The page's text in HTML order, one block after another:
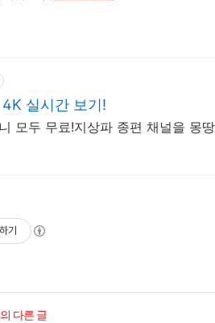
실시간 보기!
모두 무료!지상파 종편 채널을 몽
기
다른 글